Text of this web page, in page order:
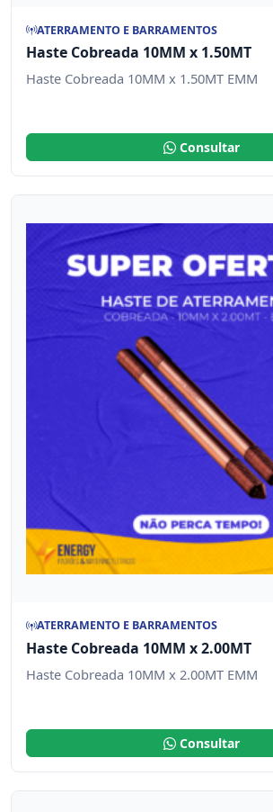
ATERRAMENTO E BARRAMENTOS
Haste Cobreada 10MM x 1.50MT
Haste Cobreada 10MM x 1.50MT EMM
Consultar
ATERRAMENTO E BARRAMENTOS
Haste Cobreada 10MM x 2.00MT
Haste Cobreada 10MM x 2.00MT EMM
Consultar